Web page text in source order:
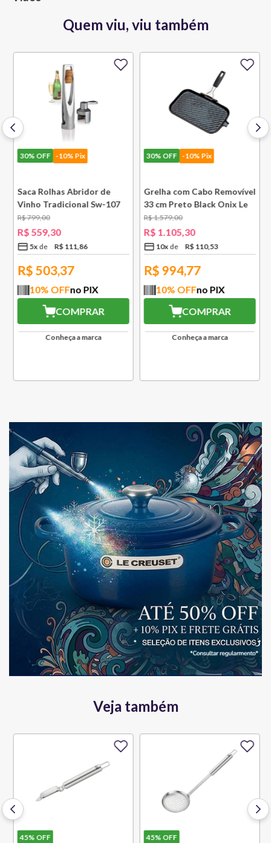
Quem viu, viu também
30%OFF -10% Pix
Saca Rolhas Abridor de
Vinho Tradicional Sw-107
Ply Le Creuset
R$799,00
R$ 559,30
5x R$ 111,86
R$ 503,37
10% OFFno PIX
COMPRAR
Conheça a marca
30%OFF -10% Pix
Grelha com Cabo Removível
33 cm Preto Black Onix Le
Creuset
R$1.579,00
R$ 1.105,30
10x R$ 110,53
R$ 994,77
10% OFFno PIX
COMPRAR
Conheça a marca
Veja também
45%OFF
45%OFF